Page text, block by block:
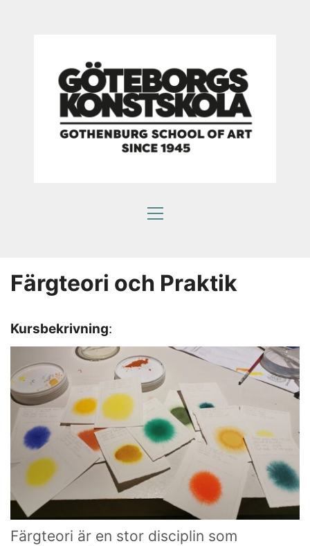
Färgteori och Praktik
Kursbekrivning:
Färgteori är en stor disciplin som